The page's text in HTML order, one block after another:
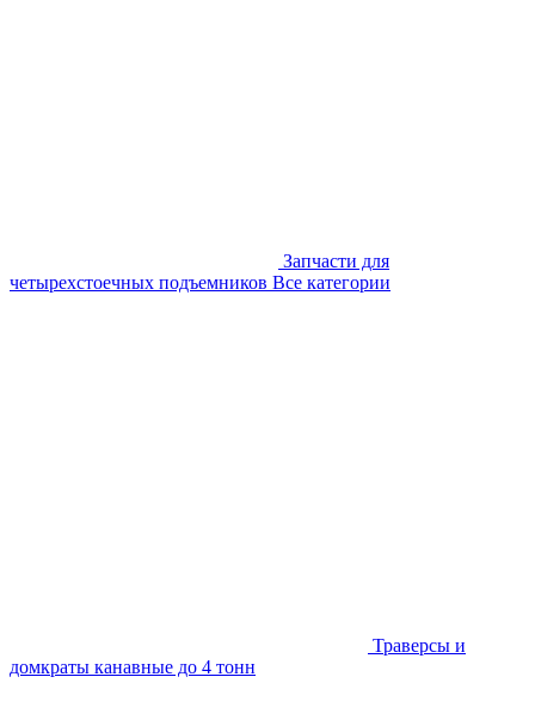
Запчасти для
четырехстоечных подъемников Все категории
Траверсы и
домкраты канавные до 4 тонн